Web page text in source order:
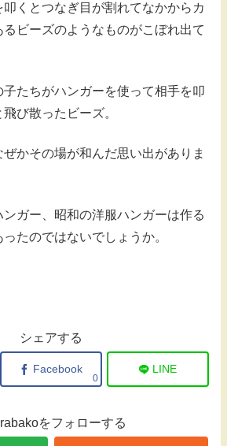
くとつなぎ目が割れてなかからカ
ビーズのようなものがこぼれ出て
子たちがハンガーを使って相手を叩
び散ったビーズ。
かその場が和んだ思い出がありま
ガー、昭和の洋服ハンガーは作る
たのではないでしょうか。
シェアする
Facebook
0
LINE
をフォローする